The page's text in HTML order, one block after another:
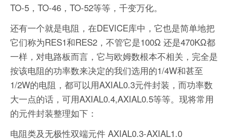
TO-5，TO-46，TO-52等等，千变万化。
还有一个就是电阻，在DEVICE库中，它也是简单地把
它们称为RES1和RES2，不管它是100Ω 还是470KΩ都
一样，对电路板而言，它与欧姆数根本不相关，完全是
按该电阻的功率数来决定的我们选用的1/4W和甚至
1/2W的电阻，都可以用AXIAL0.3元件封装，而功率数
大一点的话，可用AXIAL0.4,AXIAL0.5等等。现将常用
的元件封装整理如下：
电阻类及无极性双端元件 AXIAL0.3-AXIAL1.0